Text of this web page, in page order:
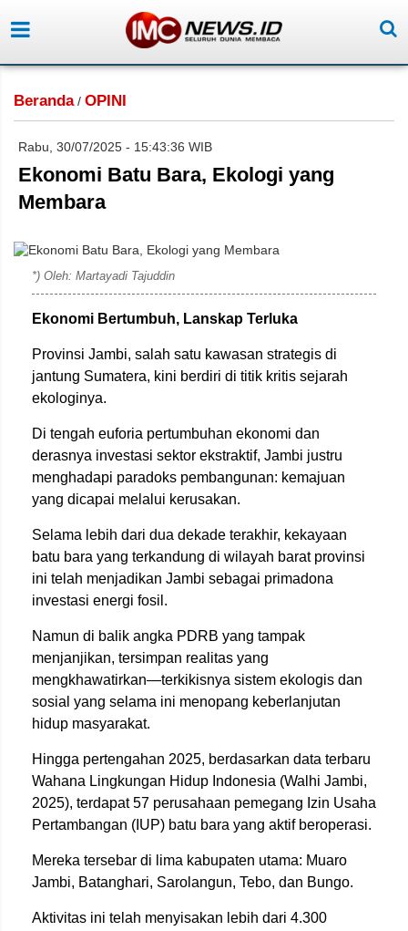
Beranda/ OPINI
Rabu, 30/07/2025 - 15:43:36 WIB
Ekonomi Batu Bara, Ekologi yang
Membara
*) Oleh: Martayadi Tajuddin
Ekonomi Bertumbuh, Lanskap Terluka
Provinsi Jambi, salah satu kawasan strategis di
jantung Sumatera, kini berdiri di titik kritis sejarah
ekologinya.
Di tengah euforia pertumbuhan ekonomi dan
derasnya investasi sektor ekstraktif, Jambi justru
menghadapi paradoks pembangunan: kemajuan
yang dicapai melalui kerusakan.
Selama lebih dari dua dekade terakhir, kekayaan
batu bara yang terkandung di wilayah barat provinsi
ini telah menjadikan Jambi sebagai primadona
investasi energi fosil.
Namun di balik angka PDRB yang tampak
menjanjikan, tersimpan realitas yang
mengkhawatirkan—terkikisnya sistem ekologis dan
sosial yang selama ini menopang keberlanjutan
hidup masyarakat.
Hingga pertengahan 2025, berdasarkan data terbaru
Wahana Lingkungan Hidup Indonesia (Walhi Jambi,
2025), terdapat 57 perusahaan pemegang Izin Usaha
Pertambangan (IUP) batu bara yang aktif beroperasi.
Mereka tersebar di lima kabupaten utama: Muaro
Jambi, Batanghari, Sarolangun, Tebo, dan Bungo.
Aktivitas ini telah menyisakan lebih dari 4.300